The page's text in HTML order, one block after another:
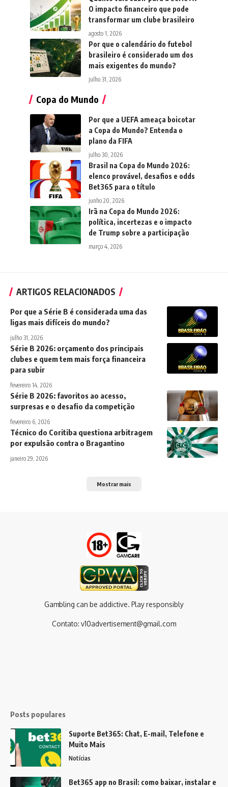
O impacto financeiro que pode
transformar um clube brasileiro
agosto 1, 2026
Por que o calendário do futebol
brasileiro é considerado um dos
mais exigentes do mundo?
julho 31, 2026
Copa do Mundo
Por que a UEFA ameaça boicotar
a Copa do Mundo? Entenda o
plano da FIFA
julho 30, 2026
Brasil na Copa do Mundo 2026:
elenco provável, desafios e odds
Bet365 para o título
junho 20, 2026
Irã na Copa do Mundo 2026:
política, incertezas e o impacto
de Trump sobre a participação
março 4, 2026
ARTIGOS RELACIONADOS
Por que a Série B é considerada uma das
ligas mais difíceis do mundo?
julho 31, 2026
Série B 2026: orçamento dos principais
clubes e quem tem mais força financeira
para subir
fevereiro 14, 2026
Série B 2026: favoritos ao acesso,
surpresas e o desafio da competição
fevereiro 6, 2026
Técnico do Coritiba questiona arbitragem
por expulsão contra o Bragantino
janeiro 29, 2026
Mostrar mais
Gambling can be addictive. Play responsibly
Contato: v10advertisement@gmail.com
Posts populares
Suporte Bet365: Chat, E-mail, Telefone e
Muito Mais
Notícias
Bet365 app no Brasil: como baixar, instalar e